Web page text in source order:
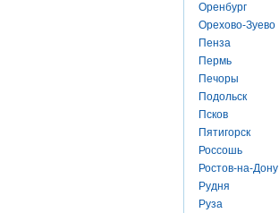
Оренбург
Орехово-Зуево
Пенза
Пермь
Печоры
Подольск
Псков
Пятигорск
Россошь
Ростов-на-Дону
Рудня
Руза